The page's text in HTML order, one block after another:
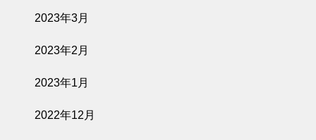
2023年3月
2023年2月
2023年1月
2022年12月